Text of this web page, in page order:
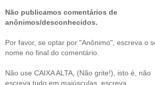
Não publicamos comentários de
anônimos/desconhecidos.
Por favor, se optar por "Anônimo", escreva o
nome no final do comentário.
Não use CAIXA ALTA, (Não grite!), isto é, não
escreva tudo em maiúsculas, escreva